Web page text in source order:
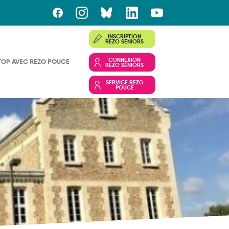
AVEC REZO POUCE
INSCRIPTION
REZO SÉNIORS
CONNEXION
REZO SÉNIORS
SERVICE REZO
POUCE